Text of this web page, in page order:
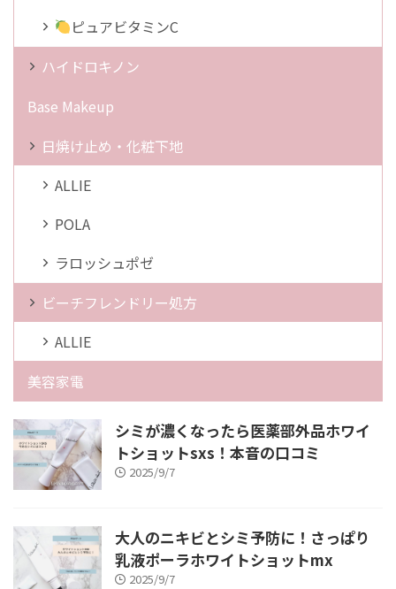
ピュアビタミンC
ハイドロキノン
Base Makeup
日焼け止め・化粧下地
ALLIE
POLA
ラロッシュポゼ
ビーチフレンドリー処方
ALLIE
美容家電
シミが濃くなったら医薬部外品ホワイ
トショットsxs！本音の口コミ
2025/9/7
大人のニキビとシミ予防に！さっぱり
乳液ポーラホワイトショットmx
2025/9/7